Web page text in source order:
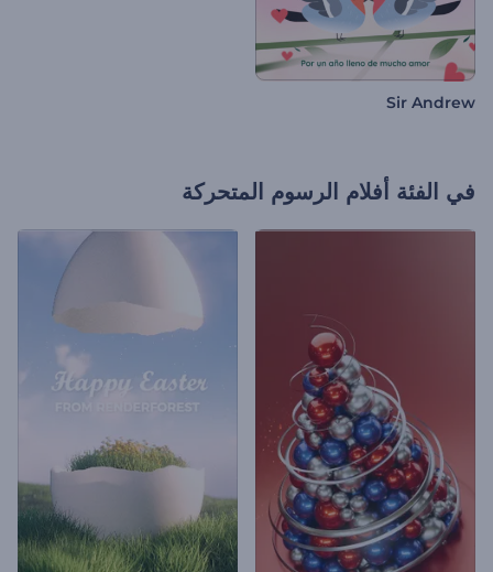
Sir Andrew
في الفئة أفلام الرسوم المتحركة